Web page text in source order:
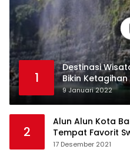
1
Destinasi
Bikin
9 Januari 2022
2
Alun Alun Kota
Tempat Favorit
17 Desember 2021